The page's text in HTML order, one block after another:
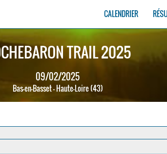
CALENDRIER
TRAIL 2025
09/02/2025
Bas-en-Basset - Haute-Loire (43)